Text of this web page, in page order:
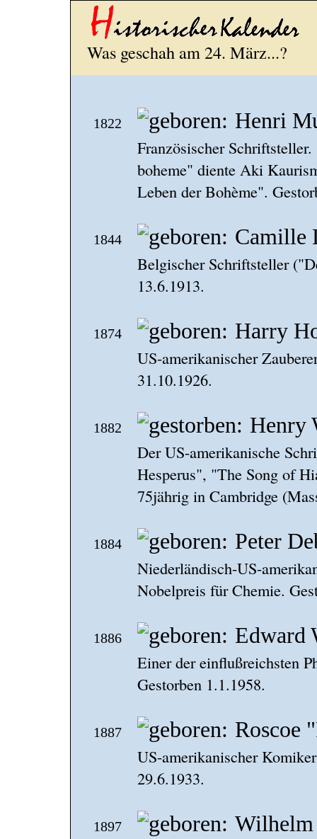
Was geschah am 24. März...?
1822 Henri
Französischer
boheme" diente Aki
Leben der Bohème".
1844 Camille
Belgischer Schriftsteller
13.6.1913.
1874 Harry
US-amerikanischer
31.10.1926.
1882 Henry
Der US-amerikanische
Hesperus", "The Song of
75jährig in Cambridge
1884 Peter
Niederländisch-US-
Nobelpreis für Chemie.
1886 Edward
Einer der einflußreichsten
Gestorben 1.1.1958.
1887 Roscoe
US-amerikanischer
29.6.1933.
1897 Wilhelm